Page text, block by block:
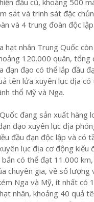
đấu cũ, khoảng 500
sát và trinh sát đặc
và 4 trung đoàn độc lập.
hạt nhân Trung Quốc
120.000 quân, tổng
đạn đạo có thể lắp đầu
tên lửa xuyên lục địa có
thổ Mỹ và Nga.
đang sản xuất hàng
đạo xuyên lục địa
đầu đạn độc lập và có
lục địa cơ động kiểu
có thể đạt 11.000
chuyên gia, về số lượng
Nga và Mỹ, ít nhất có
nhân, khoảng 40 quả